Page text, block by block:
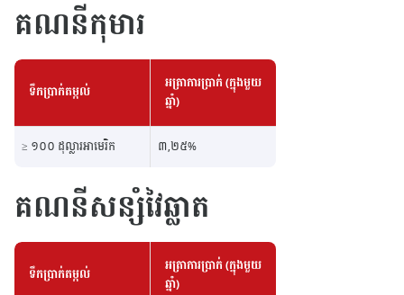
គណនីកុមារ
ទឹកប្រាក់តម្កល់
អត្រាការប្រាក់ (ក្នុងមួយ
ឆ្នាំ)
≥ ១០០ ដុល្លារអាមេរិក ៣,២៥%
គណនីសន្សំវៃឆ្លាត
ទឹកប្រាក់តម្កល់
អត្រាការប្រាក់ (ក្នុងមួយ
ឆ្នាំ)